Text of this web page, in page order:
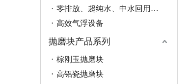
零排放、超纯水、中水回用系统
高效气浮设备
抛磨块产品系列
棕刚玉抛磨块
高铝瓷抛磨块